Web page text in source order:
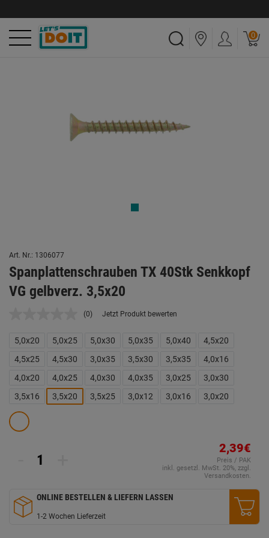
0
Art. Nr.: 1306077
Spanplattenschrauben TX 40Stk Senkkopf
VG gelbverz. 3,5x20
Kein
Link
auf
derselben
Seite.
(0) Jetzt Produkt bewerten
5,0x20 5,0x25 5,0x30 5,0x35 5,0x40
4,5x20
4,5x25
4,5x30 3,0x35 3,5x30 3,5x35
4,0x16
4,0x20
4,0x25 4,0x30 4,0x35 3,0x25
3,0x30
3,5x16
3,5x20 3,5x25 3,0x12 3,0x16 3,0x20
2,39€
Preis / PAK
inkl. gesetzl. MwSt. 20%, zzgl.
Versandkosten.
ONLINE BESTELLEN & LIEFERN LASSEN
1-2 Wochen Lieferzeit